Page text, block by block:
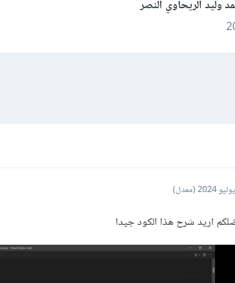
وليد الريحاوي النصر
(معدل)
اريد شرح هذا الكود جيدا